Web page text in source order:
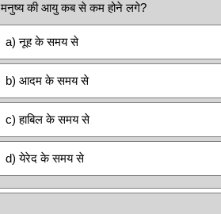
मनुष्य की आयु कब से कम होने लगे?
a) नूह के समय से
b) आदम के समय से
c) हाबिल के समय से
d) येरेद के समय से